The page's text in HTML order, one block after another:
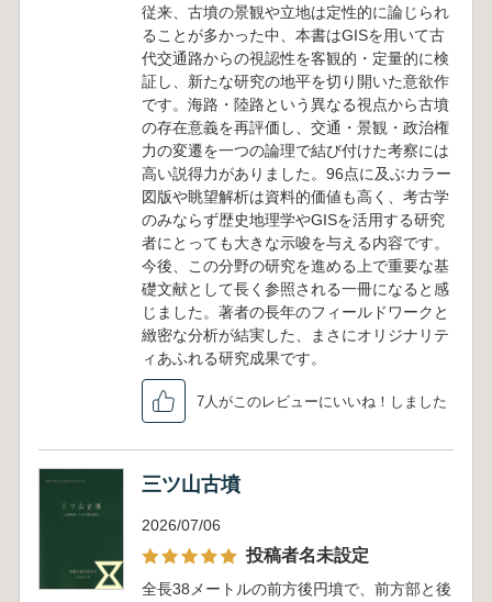
従来、古墳の景観や立地は定性的に論じられ
ることが多かった中、本書はGISを用いて古
代交通路からの視認性を客観的・定量的に検
証し、新たな研究の地平を切り開いた意欲作
です。海路・陸路という異なる視点から古墳
の存在意義を再評価し、交通・景観・政治権
力の変遷を一つの論理で結び付けた考察には
高い説得力がありました。96点に及ぶカラー
図版や眺望解析は資料的価値も高く、考古学
のみならず歴史地理学やGISを活用する研究
者にとっても大きな示唆を与える内容です。
今後、この分野の研究を進める上で重要な基
礎文献として長く参照される一冊になると感
じました。著者の長年のフィールドワークと
緻密な分析が結実した、まさにオリジナリテ
ィあふれる研究成果です。
7人がこのレビューにいいね！しました
三ツ山古墳
2026/07/06
投稿者名未設定
全長38メートルの前方後円墳で、前方部と後